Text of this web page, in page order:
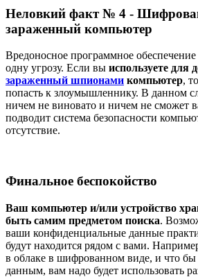
Неловкий факт № 4 -
зараженный компьютер
Вредоносное программное обеспечение
одну угрозу. Если вы используете для
зараженный шпионами компьютер,
попасть к злоумышленнику. В данном
ничем не виновато и ничем не сможет
подводит система безопасности
отсутствие.
Финальное беспокойство
Ваш компьютер и/или устройство
быть самим предметом поиска.
ваши конфиденциальные данные
будут находится рядом с вами.
в облаке в шифрованном виде, и что бы
данным, вам надо будет использовать